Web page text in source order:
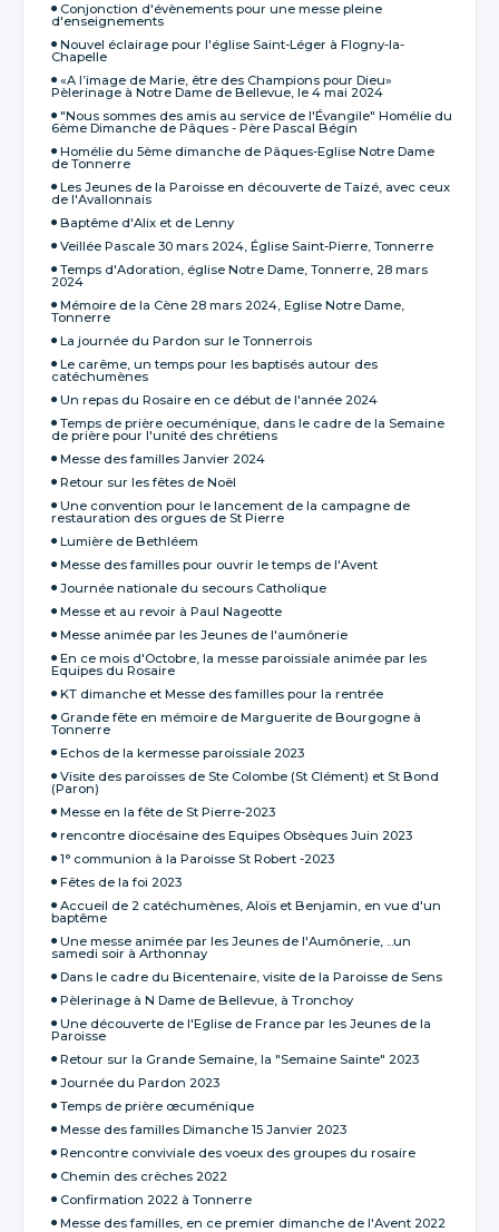
Conjonction d'évènements pour une messe pleine
d'enseignements
Nouvel éclairage pour l'église Saint-Léger à Flogny-la-
Chapelle
«A l’image de Marie, être des Champions pour Dieu»
Pèlerinage à Notre Dame de Bellevue, le 4 mai 2024
"Nous sommes des amis au service de l'Évangile" Homélie du
6ème Dimanche de Pâques - Père Pascal Bégin
Homélie du 5ème dimanche de Pâques-Eglise Notre Dame
de Tonnerre
Les Jeunes de la Paroisse en découverte de Taizé, avec ceux
de l'Avallonnais
Baptême d'Alix et de Lenny
Veillée Pascale 30 mars 2024, Église Saint-Pierre, Tonnerre
Temps d'Adoration, église Notre Dame, Tonnerre, 28 mars
2024
Mémoire de la Cène 28 mars 2024, Eglise Notre Dame,
Tonnerre
La journée du Pardon sur le Tonnerrois
Le carême, un temps pour les baptisés autour des
catéchumènes
Un repas du Rosaire en ce début de l'année 2024
Temps de prière oecuménique, dans le cadre de la Semaine
de prière pour l'unité des chrétiens
Messe des familles Janvier 2024
Retour sur les fêtes de Noël
Une convention pour le lancement de la campagne de
restauration des orgues de St Pierre
Lumière de Bethléem
Messe des familles pour ouvrir le temps de l'Avent
Journée nationale du secours Catholique
Messe et au revoir à Paul Nageotte
Messe animée par les Jeunes de l'aumônerie
En ce mois d'Octobre, la messe paroissiale animée par les
Equipes du Rosaire
KT dimanche et Messe des familles pour la rentrée
Grande fête en mémoire de Marguerite de Bourgogne à
Tonnerre
Echos de la kermesse paroissiale 2023
Visite des paroisses de Ste Colombe (St Clément) et St Bond
(Paron)
Messe en la fête de St Pierre-2023
rencontre diocésaine des Equipes Obsèques Juin 2023
1° communion à la Paroisse St Robert -2023
Fêtes de la foi 2023
Accueil de 2 catéchumènes, Aloïs et Benjamin, en vue d'un
baptême
Une messe animée par les Jeunes de l'Aumônerie, ...un
samedi soir à Arthonnay
Dans le cadre du Bicentenaire, visite de la Paroisse de Sens
Pèlerinage à N Dame de Bellevue, à Tronchoy
Une découverte de l'Eglise de France par les Jeunes de la
Paroisse
Retour sur la Grande Semaine, la "Semaine Sainte" 2023
Journée du Pardon 2023
Temps de prière œcuménique
Messe des familles Dimanche 15 Janvier 2023
Rencontre conviviale des voeux des groupes du rosaire
Chemin des crèches 2022
Confirmation 2022 à Tonnerre
Messe des familles, en ce premier dimanche de l'Avent 2022